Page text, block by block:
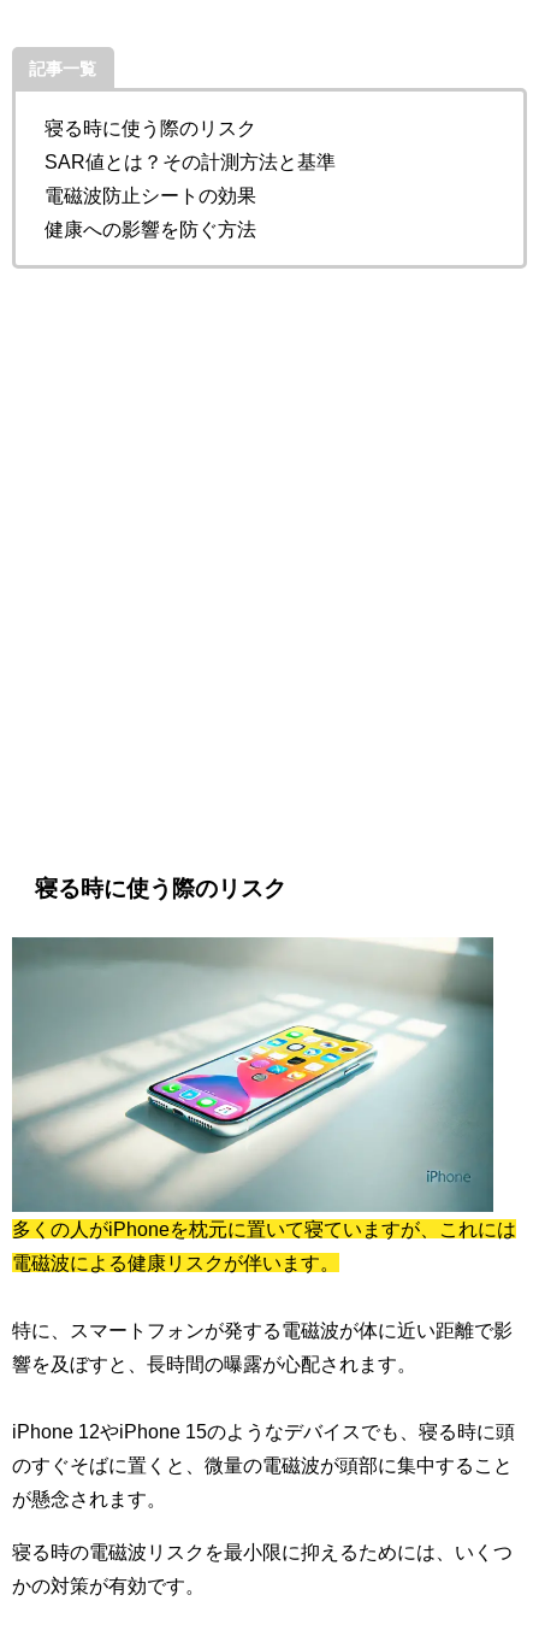
記事一覧
寝る時に使う際のリスク
SAR値とは？その計測方法と基準
電磁波防止シートの効果
健康への影響を防ぐ方法
寝る時に使う際のリスク
多くの人がiPhoneを枕元に置いて寝ていますが、これには
電磁波による健康リスクが伴います。
特に、スマートフォンが発する電磁波が体に近い距離で影
響を及ぼすと、長時間の曝露が心配されます。
iPhone 12やiPhone 15のようなデバイスでも、寝る時に頭
のすぐそばに置くと、微量の電磁波が頭部に集中すること
が懸念されます。
寝る時の電磁波リスクを最小限に抑えるためには、いくつ
かの対策が有効です。